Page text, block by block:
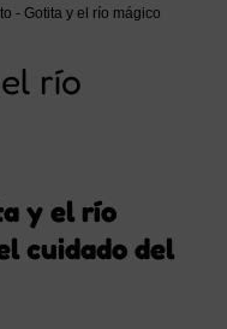
- Gotita y el río mágico
río
y el río
cuidado del